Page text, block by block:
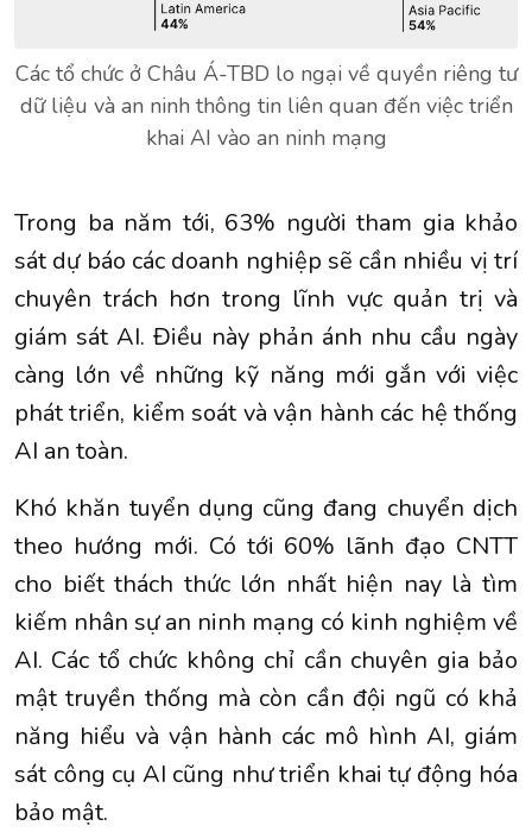
Các tổ chức ở Châu Á-TBD lo ngại về quyền riêng tư
dữ liệu và an ninh thông tin liên quan đến việc triển
khai AI vào an ninh mạng
Trong ba năm tới, 63% người tham gia khảo
sát dự báo các doanh nghiệp sẽ cần nhiều vị trí
chuyên trách hơn trong lĩnh vực quản trị và
giám sát AI. Điều này phản ánh nhu cầu ngày
càng lớn về những kỹ năng mới gắn với việc
phát triển, kiểm soát và vận hành các hệ thống
AI an toàn.
Khó khăn tuyển dụng cũng đang chuyển dịch
theo hướng mới. Có tới 60% lãnh đạo CNTT
cho biết thách thức lớn nhất hiện nay là tìm
kiếm nhân sự an ninh mạng có kinh nghiệm về
AI. Các tổ chức không chỉ cần chuyên gia bảo
mật truyền thống mà còn cần đội ngũ có khả
năng hiểu và vận hành các mô hình AI, giám
sát công cụ AI cũng như triển khai tự động hóa
bảo mật.